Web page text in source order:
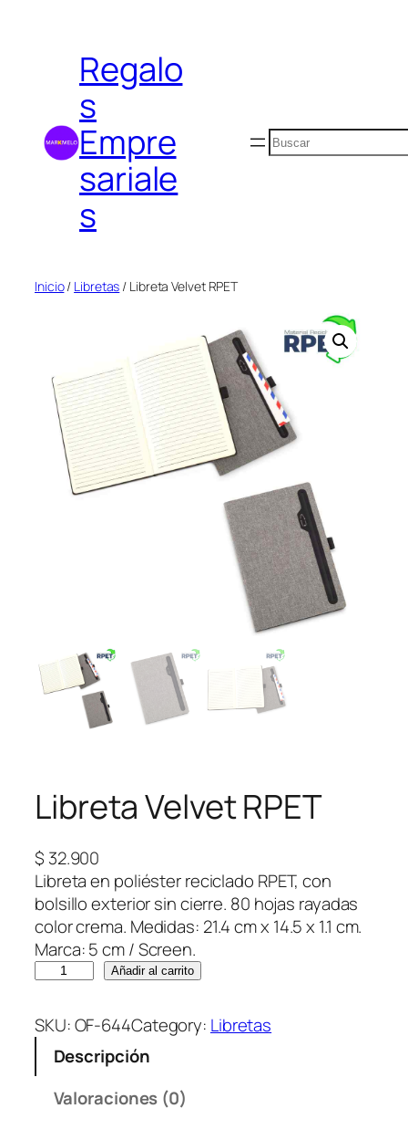
contenidoRegalo
s
Empre
sariale
s
Buscar
Inicio/ Libretas / Libreta Velvet RPET
Libreta Velvet RPET
$ 32.900
Libreta en poliéster reciclado RPET, con
bolsillo exterior sin cierre. 80 hojas rayadas
color crema. Medidas: 21.4 cm x 14.5 x 1.1 cm.
Marca: 5 cm / Screen.
b
r
Añadir al carrito
SKU:OF-644Category: Libretas
Descripción
Valoraciones (0)